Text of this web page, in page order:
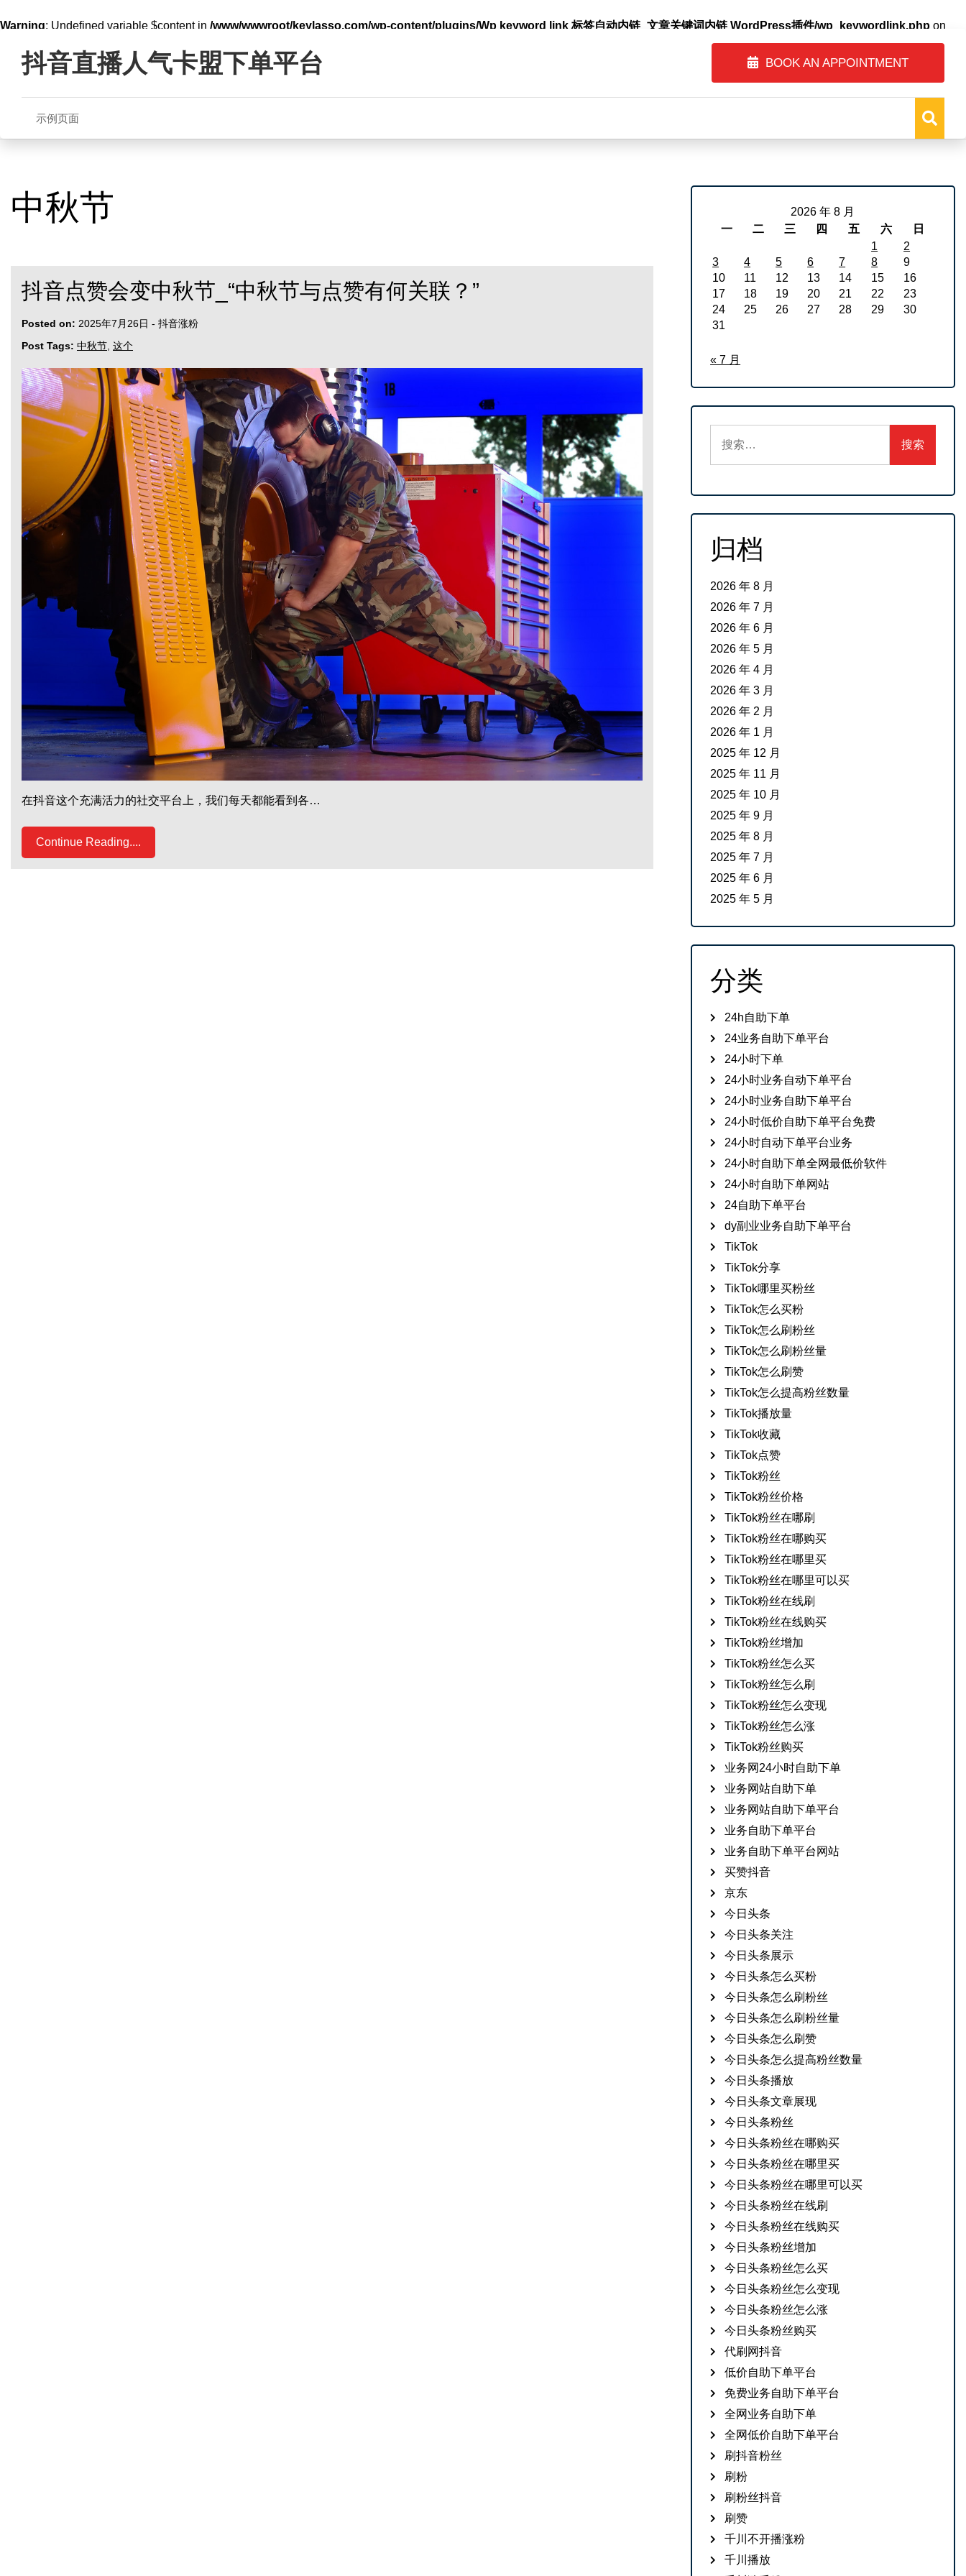
Warning: Undefined variable $content in /www/wwwroot/keylasso.com/wp-content/plugins/Wp keyword link 标签自动内链_文章关键词内链 WordPress插件/wp_keywordlink.php on
content抖音直播人气卡盟下单平台 BOOK AN APPOINTMENT
示例页面
中秋节
抖音点赞会变中秋节_“中秋节与点赞有何关联？”
Posted on: 2025年7月26日 - 抖音涨粉
Post Tags: 中秋节 这个
在抖音这个充满活力的社交平台上，我们每天都能看到各…
Continue Reading....
2026 年 8 月
一
二 三 四 五 六
日
1
2
3
4 5 6 7 8
9
10
11 12 13 14 15
16
17
18 19 20 21 22
23
24
25 26 27 28 29
30
31
« 7 月
索：
归档
2026 年 8 月
2026 年 7 月
2026 年 6 月
2026 年 5 月
2026 年 4 月
2026 年 3 月
2026 年 2 月
2026 年 1 月
2025 年 12 月
2025 年 11 月
2025 年 10 月
2025 年 9 月
2025 年 8 月
2025 年 7 月
2025 年 6 月
2025 年 5 月
分类
24h自助下单
24业务自助下单平台
24小时下单
24小时业务自动下单平台
24小时业务自助下单平台
24小时低价自助下单平台免费
24小时自动下单平台业务
24小时自助下单全网最低价软件
24小时自助下单网站
24自助下单平台
dy副业业务自助下单平台
TikTok
TikTok分享
TikTok哪里买粉丝
TikTok怎么买粉
TikTok怎么刷粉丝
TikTok怎么刷粉丝量
TikTok怎么刷赞
TikTok怎么提高粉丝数量
TikTok播放量
TikTok收藏
TikTok点赞
TikTok粉丝
TikTok粉丝价格
TikTok粉丝在哪刷
TikTok粉丝在哪购买
TikTok粉丝在哪里买
TikTok粉丝在哪里可以买
TikTok粉丝在线刷
TikTok粉丝在线购买
TikTok粉丝增加
TikTok粉丝怎么买
TikTok粉丝怎么刷
TikTok粉丝怎么变现
TikTok粉丝怎么涨
TikTok粉丝购买
业务网24小时自助下单
业务网站自助下单
业务网站自助下单平台
业务自助下单平台
业务自助下单平台网站
买赞抖音
京东
今日头条
今日头条关注
今日头条展示
今日头条怎么买粉
今日头条怎么刷粉丝
今日头条怎么刷粉丝量
今日头条怎么刷赞
今日头条怎么提高粉丝数量
今日头条播放
今日头条文章展现
今日头条粉丝
今日头条粉丝在哪购买
今日头条粉丝在哪里买
今日头条粉丝在哪里可以买
今日头条粉丝在线刷
今日头条粉丝在线购买
今日头条粉丝增加
今日头条粉丝怎么买
今日头条粉丝怎么变现
今日头条粉丝怎么涨
今日头条粉丝购买
代刷网抖音
低价自助下单平台
免费业务自助下单平台
全网业务自助下单
全网低价自助下单平台
刷抖音粉丝
刷粉
刷粉丝抖音
刷赞
千川不开播涨粉
千川播放